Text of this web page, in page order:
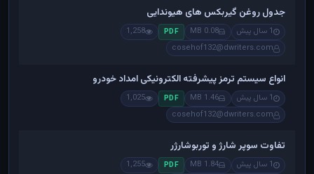
جدول روغن گیربکس های هیوندایی
1 سال پیش 0.08 MB
PDF
1,258
cosehof132@dwriters.com
انواع سیستم ترمز پیشرفته الکترونیکی امداد خودرو
1 سال پیش 1.46 MB
PDF
1,025
cosehof132@dwriters.com
تفاوت سوپر شارژ و توربوشارژر
1 سال پیش 1.84 MB
PDF
1,255